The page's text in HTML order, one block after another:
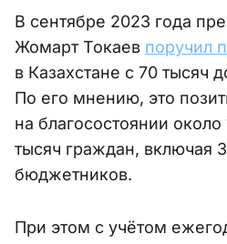
В сентябре 2023 года
Жомарт Токаев поручил
в Казахстане с 70 тысяч
По его мнению, это
на благосостоянии
тысяч граждан, включая
бюджетников.
При этом с учётом